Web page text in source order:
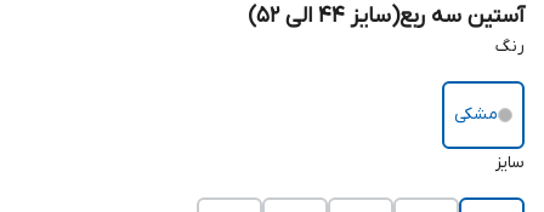
آستین سه ربع(سایز 44 الی 52)
رنگ
مشکی
سایز